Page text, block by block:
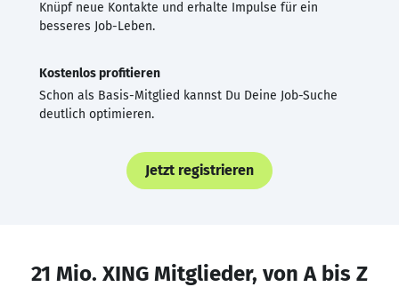
Knüpf neue Kontakte und erhalte Impulse für ein
besseres Job-Leben.
Kostenlos profitieren
Schon als Basis-Mitglied kannst Du Deine Job-Suche
deutlich optimieren.
Jetzt registrieren
21 Mio. XING Mitglieder, von A bis Z